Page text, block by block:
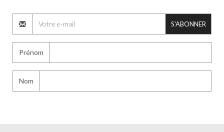
S'ABONNER
Prénom
Nom